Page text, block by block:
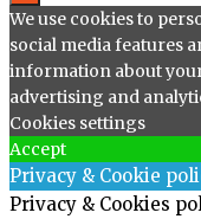
We use cookies to
social media features
information about
advertising and
Cookies settings
Accept
Privacy & Cookie
Privacy & Cookies